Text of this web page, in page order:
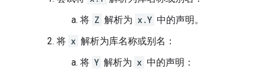
将 Z 解析为 x.Y 中的声明。
将 x 解析为库名称或别名：
将 Y 解析为 x 中的声明：